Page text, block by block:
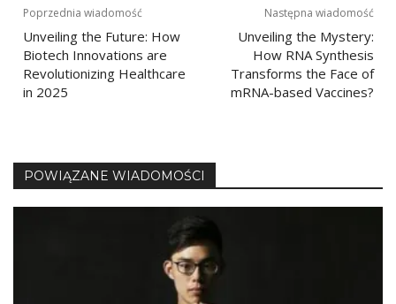
Nawigacja
wpisu
Poprzednia wiadomość
Unveiling the Future: How
Biotech Innovations are
Revolutionizing Healthcare
in 2025
Następna wiadomość
Unveiling the Mystery:
How RNA Synthesis
Transforms the Face of
mRNA-based Vaccines?
POWIĄZANE WIADOMOŚCI